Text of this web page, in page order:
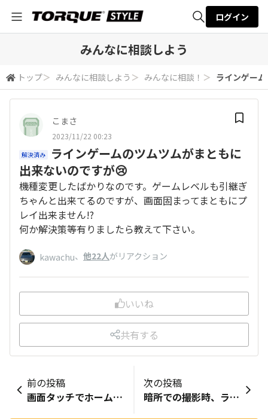
検索
ログイン
みんなに相談しよう
トップ＞ みんなに相談しよう ＞ みんなに相談！ ＞ ラインゲー
こまさ
2023/11/22 00:23
解決済み
ラインゲームのツムツムがまともに
出来ないのですが😢
機種変更したばかりなのです。ゲームレベルも引継ぎ
ちゃんと出来てるのですが、画面固まってまともにプ
レイ出来ません!?
何か解決策等有りましたら教えて下さい。
kawachu、 他22人がリアクション
いいね
共有する
前の投稿
画面タッチでホーム画面が…
次の投稿
暗所での撮影時、ライトをフラッシュ代わり使う方法は？